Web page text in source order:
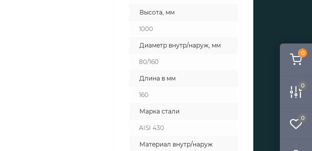
0
0
0
Высота, мм
1000
Диаметр внутр/наруж, мм
80/160
Длина в мм
160
Марка стали
AISI 430
Материал внутр/наруж